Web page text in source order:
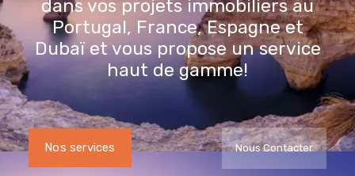
dans vos projets immobiliers au
Portugal, France, Espagne et
Dubaï et vous propose un service
haut de gamme!
Nos services Nous Contacter